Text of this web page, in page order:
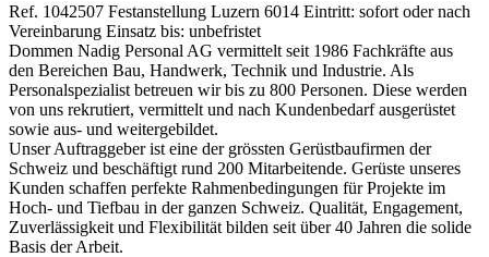
Ref. 1042507 Festanstellung Luzern 6014 Eintritt: sofort oder nach
Vereinbarung Einsatz bis: unbefristet
Dommen Nadig Personal AG vermittelt seit 1986 Fachkräfte aus
den Bereichen Bau, Handwerk, Technik und Industrie. Als
Personalspezialist betreuen wir bis zu 800 Personen. Diese werden
von uns rekrutiert, vermittelt und nach Kundenbedarf ausgerüstet
sowie aus- und weitergebildet.
Unser Auftraggeber ist eine der grössten Gerüstbaufirmen der
Schweiz und beschäftigt rund 200 Mitarbeitende. Gerüste unseres
Kunden schaffen perfekte Rahmenbedingungen für Projekte im
Hoch- und Tiefbau in der ganzen Schweiz. Qualität, Engagement,
Zuverlässigkeit und Flexibilität bilden seit über 40 Jahren die solide
Basis der Arbeit.